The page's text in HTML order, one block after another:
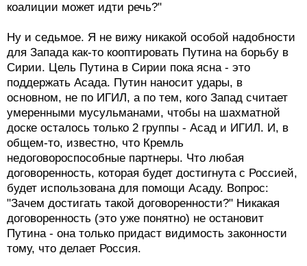
коалиции может идти речь?"
Ну и седьмое. Я не вижу никакой особой надобности
для Запада как-то кооптировать Путина на борьбу в
Сирии. Цель Путина в Сирии пока ясна - это
поддержать Асада. Путин наносит удары, в
основном, не по ИГИЛ, а по тем, кого Запад считает
умеренными мусульманами, чтобы на шахматной
доске осталось только 2 группы - Асад и ИГИЛ. И, в
общем-то, известно, что Кремль
недоговороспособные партнеры. Что любая
договоренность, которая будет достигнута с Россией,
будет использована для помощи Асаду. Вопрос:
"Зачем достигать такой договоренности?" Никакая
договоренность (это уже понятно) не остановит
Путина - она только придаст видимость законности
тому, что делает Россия.